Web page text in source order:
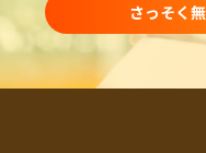
さっそく